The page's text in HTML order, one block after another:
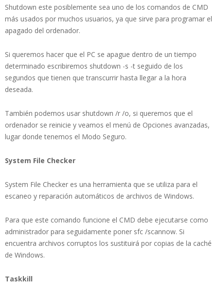
Shutdown este posiblemente sea uno de los comandos de CMD
más usados por muchos usuarios, ya que sirve para programar el
apagado del ordenador.
Si queremos hacer que el PC se apague dentro de un tiempo
determinado escribiremos shutdown -s -t seguido de los
segundos que tienen que transcurrir hasta llegar a la hora
deseada.
También podemos usar shutdown /r /o, si queremos que el
ordenador se reinicie y veamos el menú de Opciones avanzadas,
lugar donde tenemos el Modo Seguro.
System File Checker
System File Checker es una herramienta que se utiliza para el
escaneo y reparación automáticos de archivos de Windows.
Para que este comando funcione el CMD debe ejecutarse como
administrador para seguidamente poner sfc /scannow. Si
encuentra archivos corruptos los sustituirá por copias de la caché
de Windows.
Taskkill